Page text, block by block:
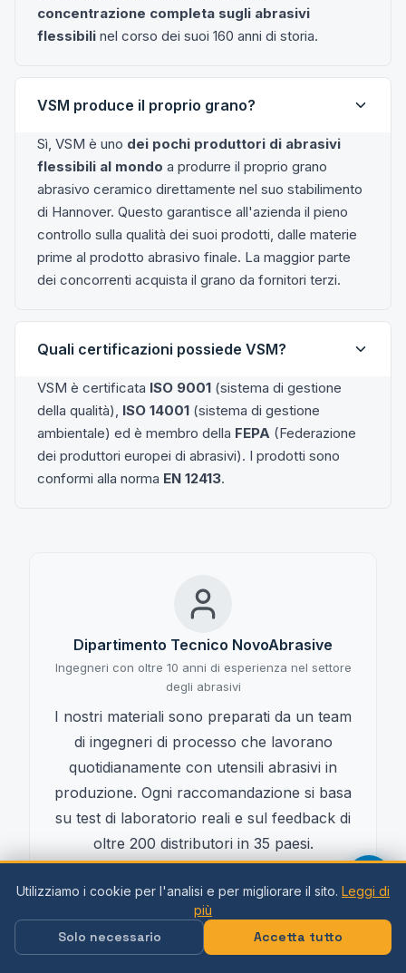
concentrazione completa sugli abrasivi
flessibili nel corso dei suoi 160 anni di storia.
VSM produce il proprio grano?
Sì, VSM è uno dei pochi produttori di abrasivi
flessibili al mondo a produrre il proprio grano
abrasivo ceramico direttamente nel suo stabilimento
di Hannover. Questo garantisce all'azienda il pieno
controllo sulla qualità dei suoi prodotti, dalle materie
prime al prodotto abrasivo finale. La maggior parte
dei concorrenti acquista il grano da fornitori terzi.
Quali certificazioni possiede VSM?
VSM è certificata ISO 9001 (sistema di gestione
della qualità), ISO 14001 (sistema di gestione
ambientale) ed è membro della FEPA (Federazione
dei produttori europei di abrasivi). I prodotti sono
conformi alla norma EN 12413.
Dipartimento Tecnico NovoAbrasive
Ingegneri con oltre 10 anni di esperienza nel settore
degli abrasivi
I nostri materiali sono preparati da un team
di ingegneri di processo che lavorano
quotidianamente con utensili abrasivi in
produzione. Ogni raccomandazione si basa
su test di laboratorio reali e sul feedback di
oltre 200 distributori in 35 paesi.
Utilizziamo i cookie per l'analisi e per migliorare il sito. Leggi di
più
Solo necessario Accetta tutto